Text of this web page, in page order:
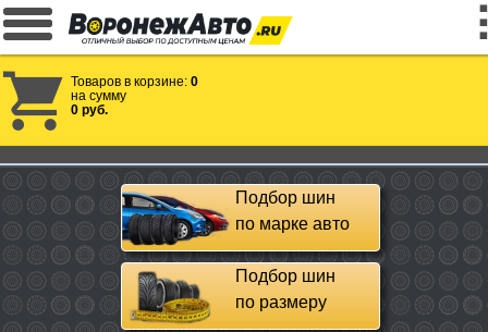
Товаров в корзине: 0
на сумму
0 руб.
Подбор шин
по марке авто
Подбор шин
по размеру